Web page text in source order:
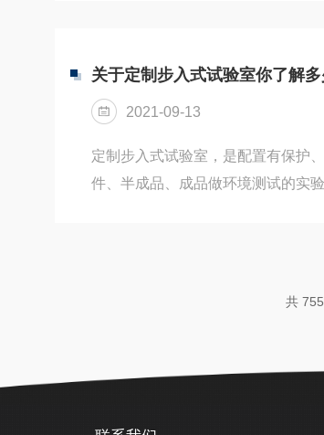
在湿热温度环境变化后的参数及性
微生物的试验设备,因为大部分霉菌
体基质上培养时需要保...
关于定制步入式试验室你了解多
2021-09-13
定制步入式试验室，是配置有保护
件、半成品、成品做环境测试的实
橡胶密封材料。观察窗为多层导电
共